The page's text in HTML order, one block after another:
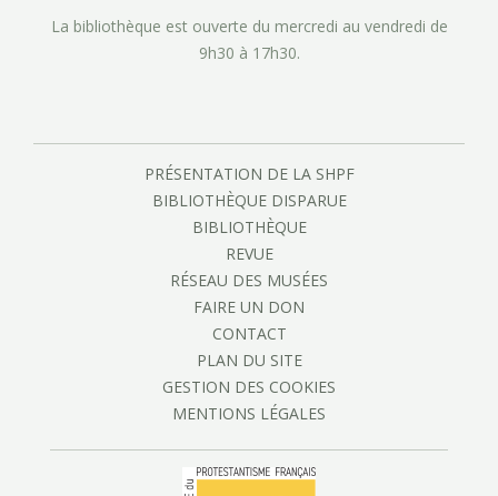
La bibliothèque est ouverte du mercredi au vendredi de
9h30 à 17h30.
PRÉSENTATION DE LA SHPF
BIBLIOTHÈQUE DISPARUE
BIBLIOTHÈQUE
REVUE
RÉSEAU DES MUSÉES
FAIRE UN DON
CONTACT
PLAN DU SITE
GESTION DES COOKIES
MENTIONS LÉGALES